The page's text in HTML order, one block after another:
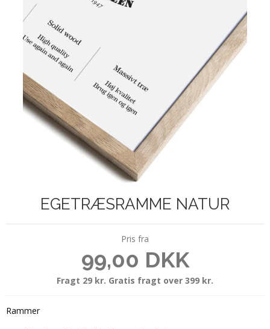
EGETRÆSRAMME NATUR
Pris fra
99,00 DKK
Fragt 29 kr. Gratis fragt over 399 kr.
Rammer